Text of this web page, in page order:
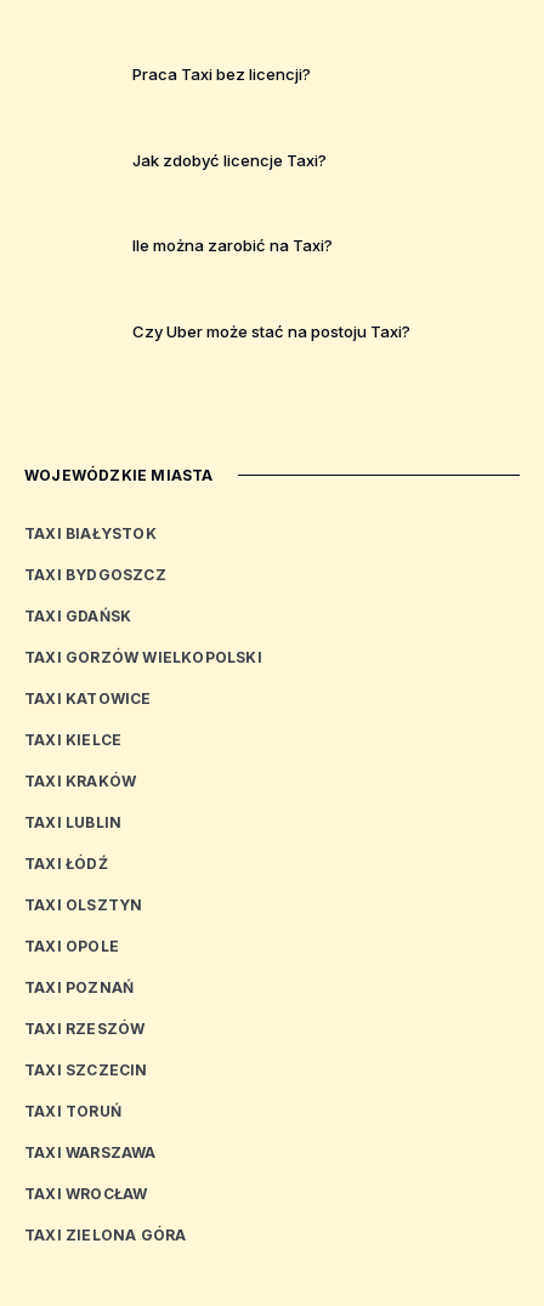
Praca Taxi bez licencji?
Jak zdobyć licencje Taxi?
Ile można zarobić na Taxi?
Czy Uber może stać na postoju Taxi?
WOJEWÓDZKIE MIASTA
TAXI BIAŁYSTOK
TAXI BYDGOSZCZ
TAXI GDAŃSK
TAXI GORZÓW WIELKOPOLSKI
TAXI KATOWICE
TAXI KIELCE
TAXI KRAKÓW
TAXI LUBLIN
TAXI ŁÓDŹ
TAXI OLSZTYN
TAXI OPOLE
TAXI POZNAŃ
TAXI RZESZÓW
TAXI SZCZECIN
TAXI TORUŃ
TAXI WARSZAWA
TAXI WROCŁAW
TAXI ZIELONA GÓRA